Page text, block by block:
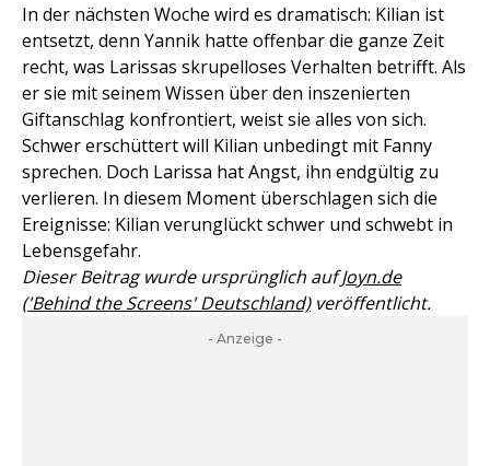
In der nächsten Woche wird es dramatisch: Kilian ist
entsetzt, denn Yannik hatte offenbar die ganze Zeit
recht, was Larissas skrupelloses Verhalten betrifft. Als
er sie mit seinem Wissen über den inszenierten
Giftanschlag konfrontiert, weist sie alles von sich.
Schwer erschüttert will Kilian unbedingt mit Fanny
sprechen. Doch Larissa hat Angst, ihn endgültig zu
verlieren. In diesem Moment überschlagen sich die
Ereignisse: Kilian verunglückt schwer und schwebt in
Lebensgefahr.
Dieser Beitrag wurde ursprünglich aufJoyn.de
('Behind the Screens' Deutschland)veröffentlicht.
- Anzeige -